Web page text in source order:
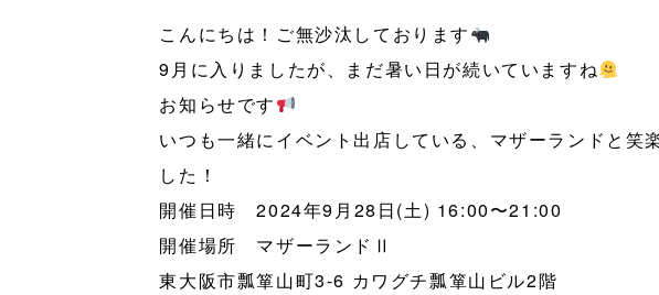
こんにちは！ご無沙汰しております
9月に入りましたが、まだ暑い日が続いていますね
お知らせです
いつも一緒にイベント出店している、マザーランドと笑
した！
開催日時 2024年9月28日(土) 16:00〜21:00
開催場所 マザーランドⅡ
東大阪市瓢箪山町3-6 カワグチ瓢箪山ビル2階